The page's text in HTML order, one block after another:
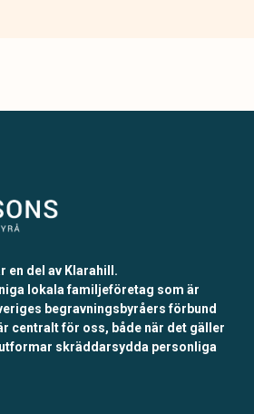
en del av Klarahill.
lokala familjeföretag som är
begravningsbyråers förbund
centralt för oss, både när det gäller
skräddarsydda personliga